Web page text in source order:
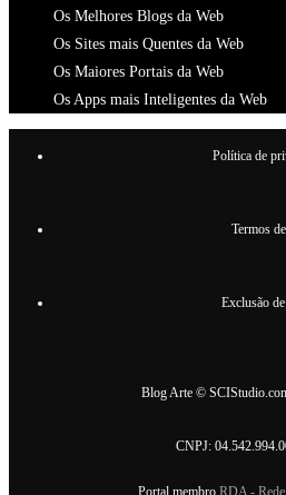
Os Melhores Blogs da Web
Os Sites mais Quentes da Web
Os Maiores Portais da Web
Os Apps mais Inteligentes da Web
Política de
Termos
Exclusão
Blog Arte©
CNPJ:
Portal membro RDA -